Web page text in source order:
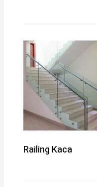
Railing Kaca